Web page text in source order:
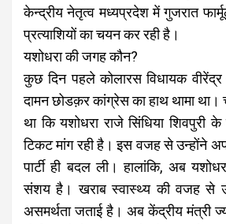
केन्द्रीय नेतृत्व मध्यप्रदेश में गुजरात
प्रत्याशियों का चयन कर रही है।
यशोधरा की जगह कौन?
कुछ दिन पहले कोलारस विधायक
दामन छोडक़र कांग्रेस का हाथ थामा था।
था कि यशोधरा राजे सिंधिया शिवपुरी
टिकट मांग रही है। इस वजह से उन्होंने
पार्टी ही बदल ली। हालांकि, अब
संशय है। खराब स्वास्थ्य की वजह से
असमर्थता जताई है। अब केंद्रीय मंत्री